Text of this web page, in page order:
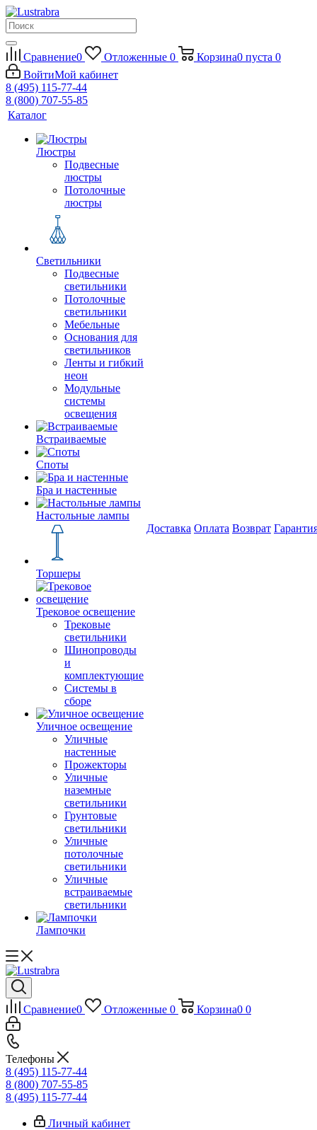
Сравнение0 Отложенные 0 Корзина0 пуста 0
ВойтиМой кабинет
8 (495) 115-77-44
8 (800) 707-55-85
Каталог
Люстры
Подвесные
люстры
Потолочные
люстры
Светильники
Подвесные
светильники
Потолочные
светильники
Мебельные
Основания для
светильников
Ленты и гибкий
неон
Модульные
системы
освещения
Встраиваемые
Споты
Бра и настенные
Настольные лампы
Торшеры
Трековое освещение
Трековые
светильники
Шинопроводы
и
комплектующие
Системы в
сборе
Уличное освещение
Уличные
настенные
Прожекторы
Уличные
наземные
светильники
Грунтовые
светильники
Уличные
потолочные
светильники
Уличные
встраиваемые
светильники
Лампочки
Доставка Оплата Возврат
Сравнение0 Отложенные 0 Корзина0 0
Телефоны
8 (495) 115-77-44
8 (800) 707-55-85
8 (495) 115-77-44
Личный кабинет